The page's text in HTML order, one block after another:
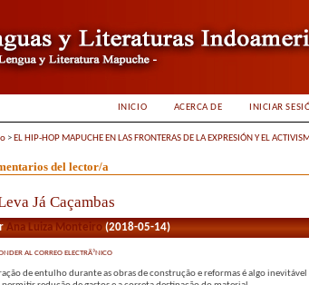
INICIO ACERCA DE INICIAR
> EL HIP-HOP MAPUCHE EN LAS FRONTERAS DE LA EXPRESIÓN Y EL
del lector/a
Já Caçambas
Ana Luiza Monteiro(2018-05-14)
AL CORREO ELECTRÃ³NICO
de entulho durante as obras de construção e reformas é algo